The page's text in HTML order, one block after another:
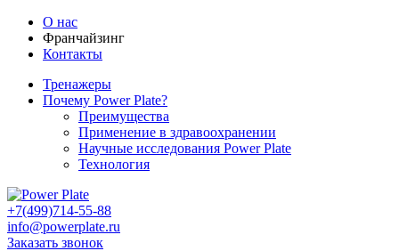
О нас
Франчайзинг
Контакты
Тренажеры
Почему Power Plate?
Преимущества
Применение в здравоохранении
Научные исследования Power Plate
Технология
+7(499)714-55-88
info@powerplate.ru
Заказать звонок